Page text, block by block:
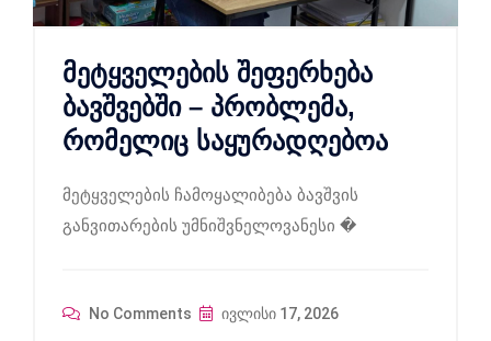
მეტყველების შეფერხება
ბავშვებში – პრობლემა,
რომელიც საყურადღებოა
მეტყველების ჩამოყალიბება ბავშვის
განვითარების უმნიშვნელოვანესი �
No Comments ივლისი 17, 2026